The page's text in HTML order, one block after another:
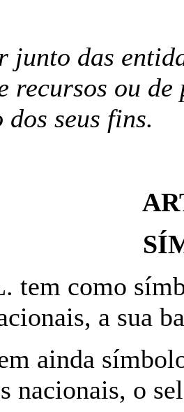
junto das
recursos ou
dos seus fins.
tem como
a sua
ainda
nacionais, o